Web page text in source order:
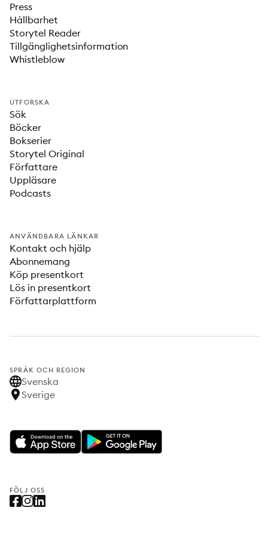
Press
Hållbarhet
Storytel Reader
Tillgänglighetsinformation
Whistleblow
UTFORSKA
Sök
Böcker
Bokserier
Storytel Original
Författare
Uppläsare
Podcasts
ANVÄNDBARA LÄNKAR
Kontakt och hjälp
Abonnemang
Köp presentkort
Lös in presentkort
Författarplattform
SPRÅK OCH REGION
Svenska
Sverige
FÖLJ OSS